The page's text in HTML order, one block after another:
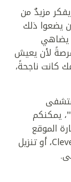
مزيدٌ من
يضعوا ذلك
يضاهي
لأن يعيش
كانت ناجحةً،
يمكنكم
222 800، أو زيارة الموقع
الإلكتروني ClevelandClinicAbuDhabi.ae، أو تنزيل